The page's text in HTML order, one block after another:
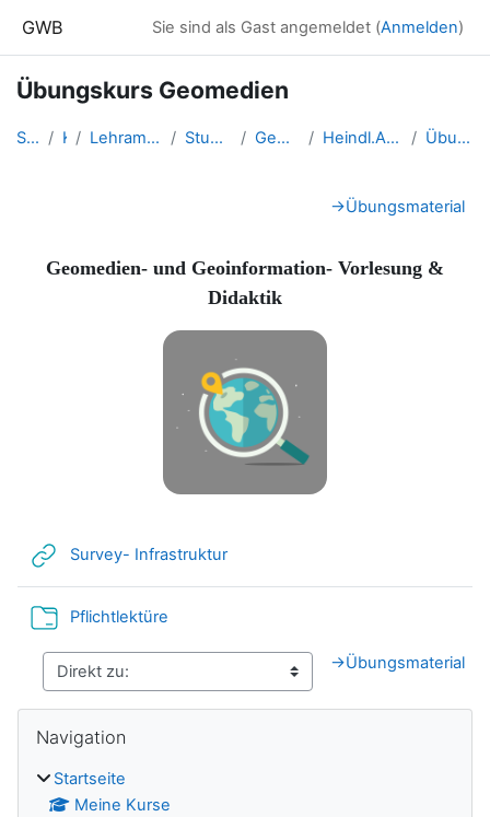
GWB Sie sind als Gast angemeldet (Anmelden)
Übungskurs Geomedien
Startseite Kurse Lehramtsausbildung GW im Clust... Studentische Lernkurse Geomedien - WS 2024 Heindl.Angelika_Geomedien_WS2024 Übungskurs Geomedien
→Übungsmaterial
Geomedien- und Geoinformation- Vorlesung &
Didaktik
Survey- InfrastrukturLink/URL
Pflichtlektüre
→Übungsmaterial
Navigation
Startseite
Meine Kurse